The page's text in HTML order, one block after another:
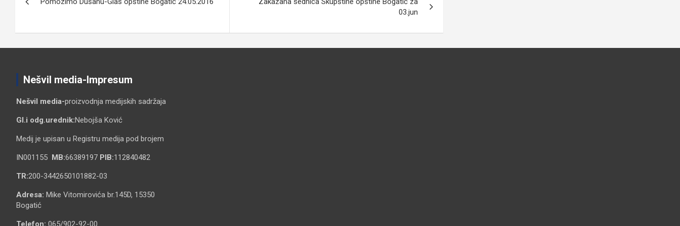
03.jun
Nešvil media-Impresum
Nešvil media-proizvodnja medijskih sadržaja
Gl.i odg.urednik:Nebojša Ković
Medij je upisan u Registru medija pod brojem
IN001155 MB:66389197 PIB:112840482
TR:200-3442650101882-03
Adresa: Mike Vitomirovića br.145D, 15350
Bogatić
Telefon: 065/902-92-00